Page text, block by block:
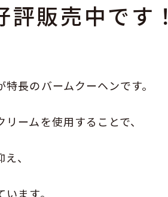
販売中です！
長のバームクーヘンです。
ームを使用することで、
、
ます。